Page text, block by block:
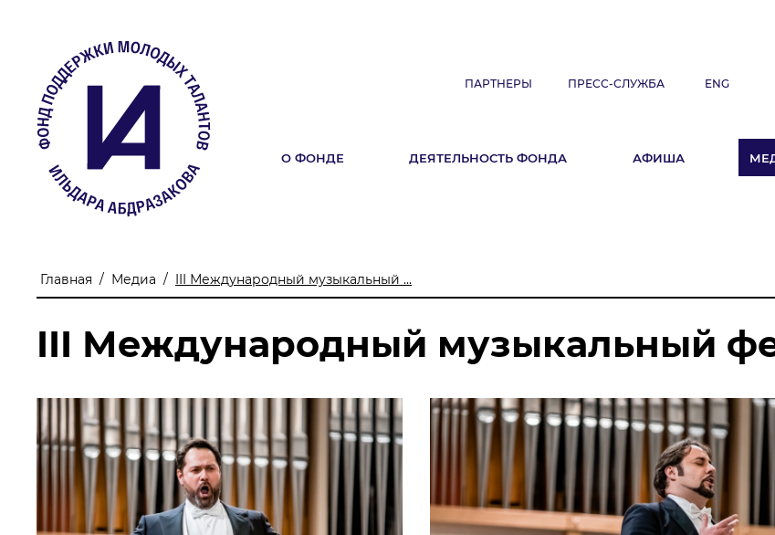
О ФОНДЕ
Учредители
Миссия
Клуб меценатов
МЕДИА НОВОСТИ
ПРЕСС-СЛУЖБА КОНТАКТЫ
ПАРТНЕРЫ ПРЕСС-СЛУЖБА ENG
О ФОНДЕ ДЕЯТЕЛЬНОСТЬ ФОНДА АФИША
Главная / Медиа / III Международный музыкальный ...
III Международный музыкальный